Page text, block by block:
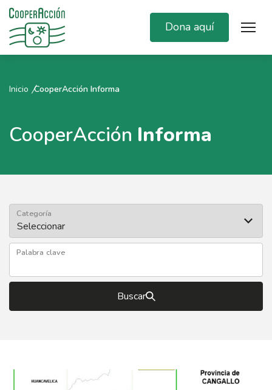
Dona aquí
Inicio CooperAcción Informa
CooperAcción Informa
Categoría
Palabra clave
Buscar